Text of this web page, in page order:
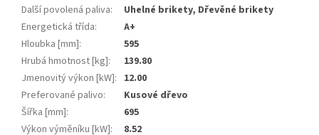
Další povolená paliva:
Uhelné brikety, Dřevěné brikety
Energetická třída:
A+
Hloubka [mm]:
595
Hrubá hmotnost [kg]:
139.80
Jmenovitý výkon [kW]: 12.00
Preferované palivo:
Kusové dřevo
Šířka [mm]:
695
Výkon výměníku [kW]:
8.52